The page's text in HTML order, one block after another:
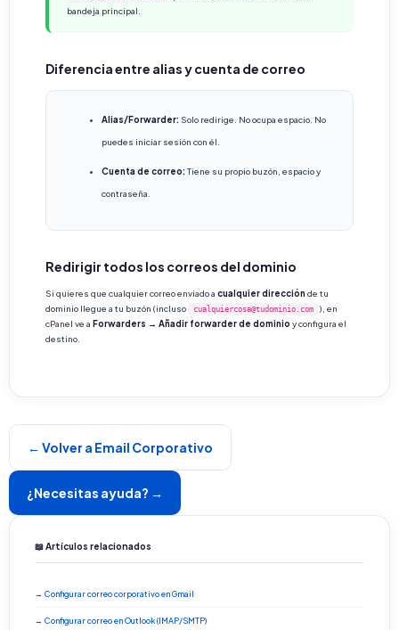
bandeja principal.
Diferencia entre alias y cuenta de correo
Alias/Forwarder: Solo redirige. No ocupa espacio. No
puedes iniciar sesión con él.
Cuenta de correo: Tiene su propio buzón, espacio y
contraseña.
Redirigir todos los correos del dominio
Si quieres que cualquier correo enviado a cualquier dirección de tu
dominio llegue a tu buzón (incluso
cualquiercosa@tudominio.com
), en
cPanel ve a Forwarders → Añadir forwarder de dominio y configura el
destino.
← Volver a Email Corporativo
¿Necesitas ayuda? →
📖 Artículos relacionados
→ Configurar correo corporativo en Gmail
→ Configurar correo en Outlook (IMAP/SMTP)